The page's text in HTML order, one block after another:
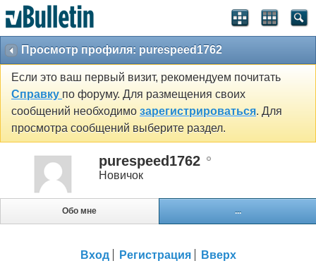
Просмотр профиля: purespeed1762
Если это ваш первый визит, рекомендуем почитать
Справку по форуму. Для размещения своих
сообщений необходимо зарегистрироваться. Для
просмотра сообщений выберите раздел.
purespeed1762
Новичок
Обо мне ...
Вход Регистрация Вверх